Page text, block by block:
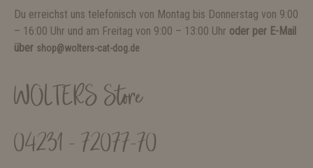
Du erreichst uns telefonisch von Montag bis Donnerstag von 9:00
– 16:00 Uhr und am Freitag von 9:00 – 13:00 Uhr oder per E-Mail
über shop@wolters-cat-dog.de
WOLTERS Store
04231 - 72077-70